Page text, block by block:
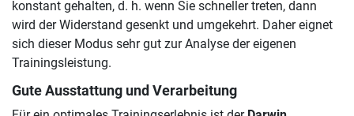
konstant gehalten, d. h. wenn Sie schneller treten, dann
wird der Widerstand gesenkt und umgekehrt. Daher eignet
sich dieser Modus sehr gut zur Analyse der eigenen
Trainingsleistung.
Gute Ausstattung und Verarbeitung